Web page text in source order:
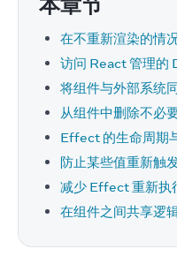
在不重新渲染的情
访问 React 管理的
将组件与外部系统
从组件中删除不必
Effect 的生命周期
防止某些值重新触
减少 Effect 重新执
在组件之间共享逻